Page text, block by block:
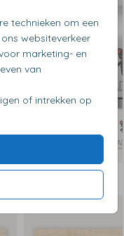
technieken om een
websiteverkeer
marketing- en
van
of intrekken op